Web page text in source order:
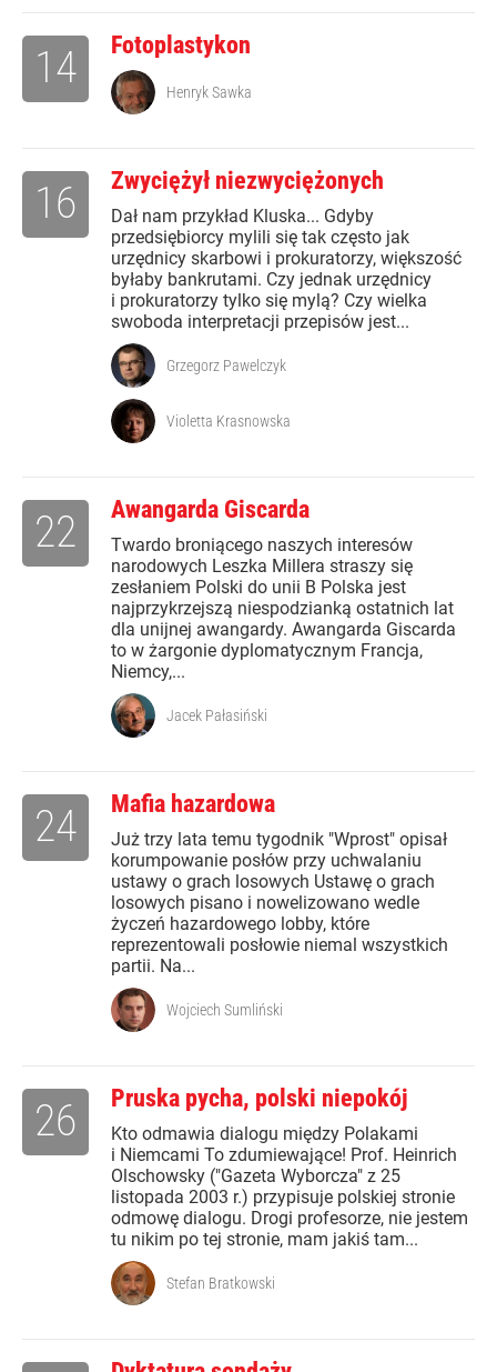
Fotoplastykon
14 Henryk Sawka
Zwyciężył niezwyciężonych
Dał nam przykład Kluska... Gdyby
przedsiębiorcy mylili się tak często jak
urzędnicy skarbowi i prokuratorzy, większość
byłaby bankrutami. Czy jednak urzędnicy
i prokuratorzy tylko się mylą? Czy wielka
swoboda interpretacji przepisów jest...
16
Grzegorz Pawelczyk
Violetta Krasnowska
Awangarda Giscarda
Twardo broniącego naszych interesów
narodowych Leszka Millera straszy się
zesłaniem Polski do unii B Polska jest
najprzykrzejszą niespodzianką ostatnich lat
dla unijnej awangardy. Awangarda Giscarda
to w żargonie dyplomatycznym Francja,
Niemcy,...
22
Jacek Pałasiński
Mafia hazardowa
Już trzy lata temu tygodnik "Wprost" opisał
korumpowanie posłów przy uchwalaniu
ustawy o grach losowych Ustawę o grach
losowych pisano i nowelizowano wedle
życzeń hazardowego lobby, które
reprezentowali posłowie niemal wszystkich
partii. Na...
24
Wojciech Sumliński
Pruska pycha, polski niepokój
Kto odmawia dialogu między Polakami
i Niemcami To zdumiewające! Prof. Heinrich
Olschowsky ("Gazeta Wyborcza" z 25
listopada 2003 r.) przypisuje polskiej stronie
odmowę dialogu. Drogi profesorze, nie jestem
tu nikim po tej stronie, mam jakiś tam...
26
Stefan Bratkowski